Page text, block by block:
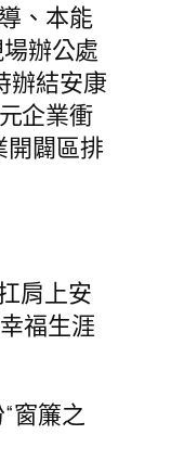
、本能
辦公處
辦結安康
企業衝
開闢區排
肩上安
福生涯
窗簾之